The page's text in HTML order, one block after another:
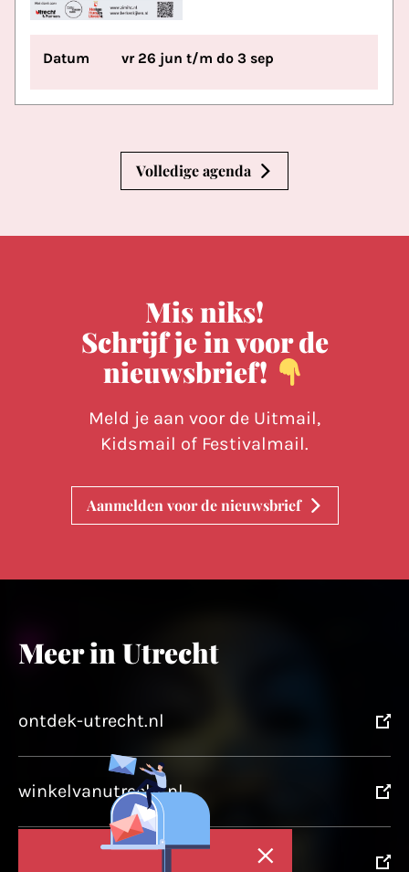
Datum vr 26 jun t/m do 3 sep
Volledige agenda
Mis niks!
Schrijf je in voor de
nieuwsbrief!
Meld je aan voor de Uitmail,
Kidsmail of Festivalmail.
Aanmelden voor de nieuwsbrief
Meer in Utrecht
ontdek-utrecht.nl
winkelvanutrecht.nl